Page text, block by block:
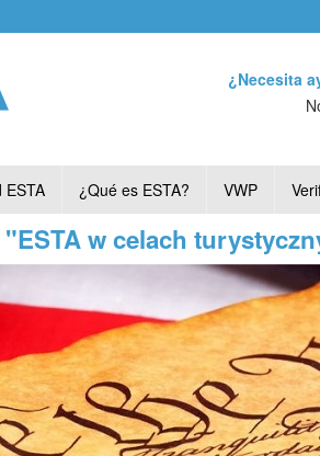
¿Necesita
ESTA ¿Qué es ESTA? VWP
w celach